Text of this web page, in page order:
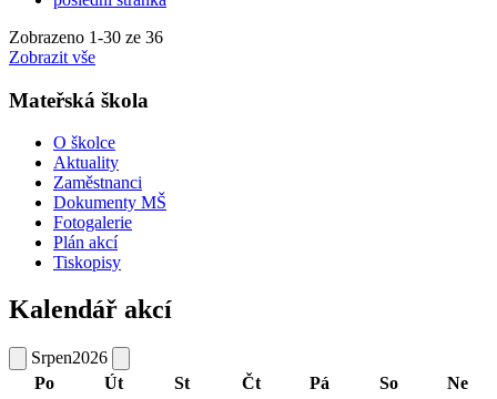
Zobrazeno 1-30 ze 36
Zobrazit vše
Mateřská škola
O školce
Aktuality
Zaměstnanci
Dokumenty MŠ
Fotogalerie
Plán akcí
Tiskopisy
Kalendář akcí
Srpen2026
Po
Út St Čt Pá So
Ne